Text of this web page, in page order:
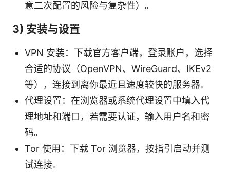
意二次配置的风险与复杂性）。
3) 安装与设置
VPN 安装：下载官方客户端，登录账户，选择
合适的协议（OpenVPN、WireGuard、IKEv2
等），连接到离你最近且速度较快的服务器。
代理设置：在浏览器或系统代理设置中填入代
理地址和端口，若需要认证，输入用户名和密
码。
Tor 使用：下载 Tor 浏览器，按指引启动并测
试连接。